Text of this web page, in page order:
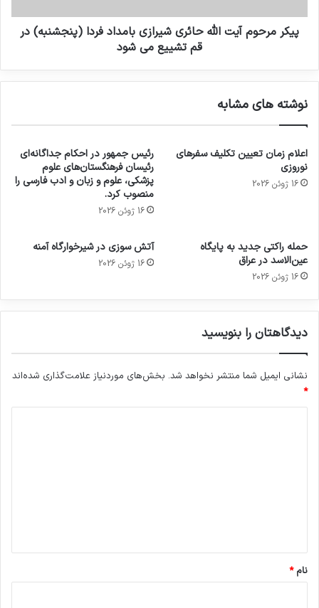
پیکر مرحوم آیت الله حائری شیرازی بامداد فردا (پنجشنبه) در
قم تشییع می شود
نوشته های مشابه
اعلام زمان تعیین تکلیف سفرهای
نوروزی
16 ژوئن 2026
رئیس جمهور در احکام جداگانه‌ای
رئیسان فرهنگستان‌های علوم
پزشکی، علوم و زبان و ادب فارسی را
منصوب کرد.
16 ژوئن 2026
حمله راکتی جدید به پایگاه
عین‌الاسد در عراق
16 ژوئن 2026
آتش سوزی در شیرخوارگاه آمنه
16 ژوئن 2026
دیدگاهتان را بنویسید
نشانی ایمیل شما منتشر نخواهد شد. بخش‌های موردنیاز علامت‌گذاری شده‌اند
*
نام*